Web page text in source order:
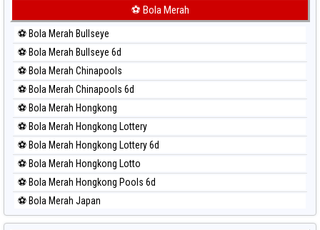
Paito Harian Sydney Lottery 6d
Paito Harian Sydney Lotto
Paito Harian Sydney Pools 6d
Paito Harian Taipei
Paito Harian Taiwan
⚽ Bola Merah
⚽ Bola Merah Bullseye
⚽ Bola Merah Bullseye 6d
⚽ Bola Merah Chinapools
⚽ Bola Merah Chinapools 6d
⚽ Bola Merah Hongkong
⚽ Bola Merah Hongkong Lottery
⚽ Bola Merah Hongkong Lottery 6d
⚽ Bola Merah Hongkong Lotto
⚽ Bola Merah Hongkong Pools 6d
⚽ Bola Merah Japan
⚽ Bola Merah Japan 6d